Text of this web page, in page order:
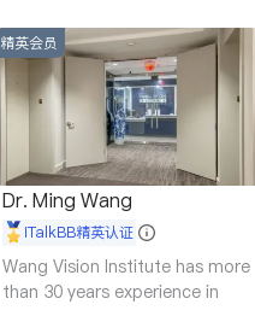
精英会员
Dr. Ming Wang
iTalkBB精英认证
Wang Vision Institute has more
than 30 years experience in